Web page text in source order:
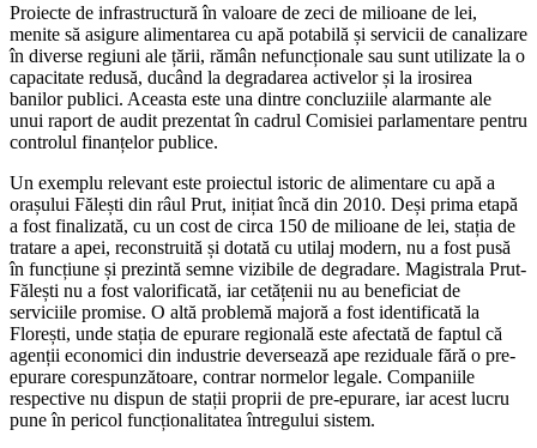
Proiecte de infrastructură în valoare de zeci de milioane de lei,
menite să asigure alimentarea cu apă potabilă și servicii de canalizare
în diverse regiuni ale țării, rămân nefuncționale sau sunt utilizate la o
capacitate redusă, ducând la degradarea activelor și la irosirea
banilor publici. Aceasta este una dintre concluziile alarmante ale
unui raport de audit prezentat în cadrul Comisiei parlamentare pentru
controlul finanțelor publice.
Un exemplu relevant este proiectul istoric de alimentare cu apă a
orașului Fălești din râul Prut, inițiat încă din 2010. Deși prima etapă
a fost finalizată, cu un cost de circa 150 de milioane de lei, stația de
tratare a apei, reconstruită și dotată cu utilaj modern, nu a fost pusă
în funcțiune și prezintă semne vizibile de degradare. Magistrala Prut-
Fălești nu a fost valorificată, iar cetățenii nu au beneficiat de
serviciile promise. O altă problemă majoră a fost identificată la
Florești, unde stația de epurare regională este afectată de faptul că
agenții economici din industrie deversează ape reziduale fără o pre-
epurare corespunzătoare, contrar normelor legale. Companiile
respective nu dispun de stații proprii de pre-epurare, iar acest lucru
pune în pericol funcționalitatea întregului sistem.